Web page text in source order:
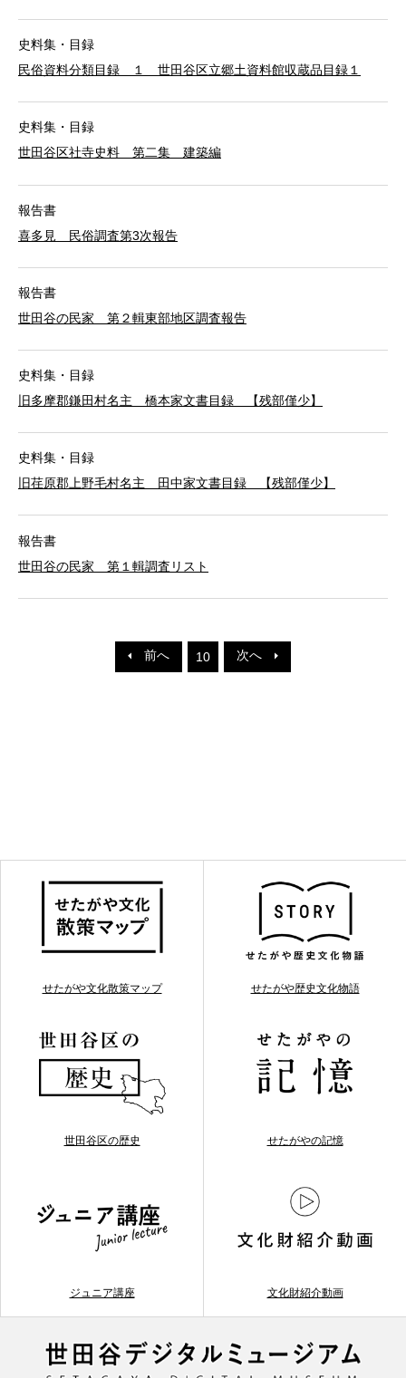
史料集・目録
民俗資料分類目録 １ 世田谷区立郷土資料館収蔵品目録１
史料集・目録
世田谷区社寺史料 第二集 建築編
報告書
喜多見 民俗調査第3次報告
報告書
世田谷の民家 第２輯東部地区調査報告
史料集・目録
旧多摩郡鎌田村名主 橋本家文書目録 【残部僅少】
史料集・目録
旧荏原郡上野毛村名主 田中家文書目録 【残部僅少】
報告書
世田谷の民家 第１輯調査リスト
前へ 10 次へ
せたがや文化散策マップ せたがや歴史文化物語
世田谷区の歴史 せたがやの記憶
ジュニア講座 文化財紹介動画